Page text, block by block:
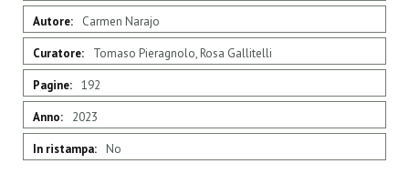
Carmen Narajo
Tomaso Pieragnolo, Rosa Gallitelli
192
2023
No